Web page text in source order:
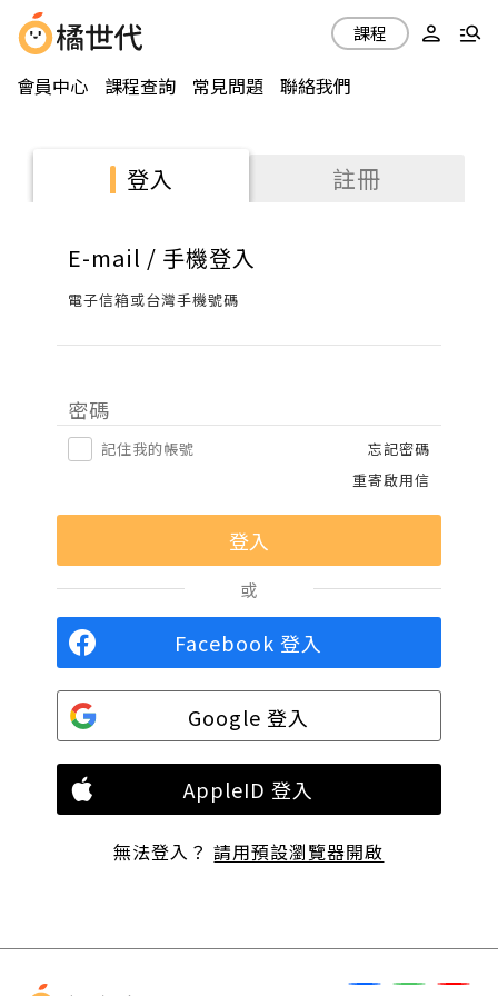
會員中心 課程查詢 常見問題 聯絡我們
課程
登入 註冊
E-mail / 手機登入
電子信箱或台灣手機號碼
密碼
記住我的帳號
忘記密碼
重寄啟用信
或
Facebook 登入
Google 登入
AppleID 登入
無法登入？請用預設瀏覽器開啟